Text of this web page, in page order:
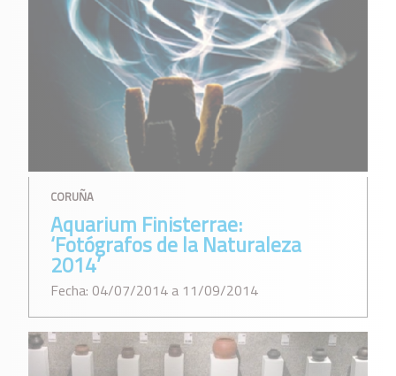
CORUÑA
Aquarium Finisterrae:
‘Fotógrafos de la Naturaleza
2014’
Fecha: 04/07/2014 a 11/09/2014